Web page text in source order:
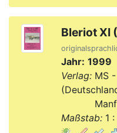
Bleriot XI
Jahr: 1999
Verlag:MS -
Maßstab:1 :